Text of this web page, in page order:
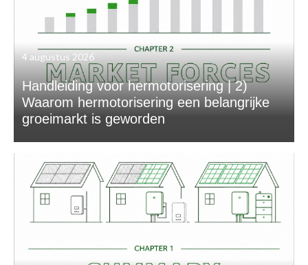
4 augustus 2026
Handleiding voor hermotorisering | 2)
Waarom hermotorisering een belangrijke
groeimarkt is geworden